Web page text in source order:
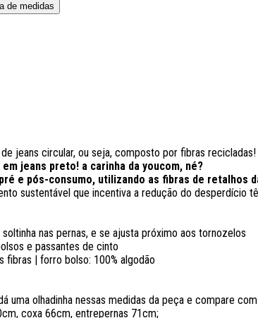
de medidas
jeans circular, ou seja, composto por fibras recicladas!
jeans preto! a carinha da youcom, né?
e pós-consumo, utilizando as fibras de retalhos
sustentável que incentiva a redução do desperdício
nas pernas, e se ajusta próximo aos tornozelos
e passantes de cinto
fibras | forro bolso: 100% algodão
uma olhadinha nessas medidas da peça e compare
coxa 66cm, entrepernas 71cm;